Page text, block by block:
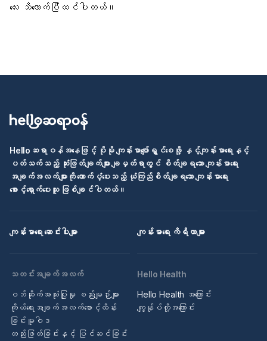
လေး သိလောက်ပြီထင်ပါတယ်။
Helloဆရာဝန်အနေဖြင့် ပိုမို ကျန်းမာပျော်ရွှင်စေဖို့ နှင့်ကျန်းမာရေးနှင့်
ပတ်သက်သည့် ဆုံးဖြတ်ချက်များ ချမှတ်ရာတွင် စိတ်ချရသော ကျန်းမာရေး
အချက်အလက်များကို ထောက်ပံ့ပေးသည့် ယုံကြည်စိတ်ချရသော ကျန်းမာရေး
စောင့်ရှောက်ပေးသူ ဖြစ်ချင်ပါတယ်။
ကျန်းမာရေး ဆောင်းပါးများ ကျန်းမာရေး ကိရိယာများ
သတင်းအချက်အလက်
ဝဘ်ဆိုက်အသုံးပြုမှု စည်းမျဉ်းများ
ကိုယ်ရေးအချက်အလက်စောင့်ထိန်း
ခြင်းမူဝါဒ
တည်းဖြတ်ခြင်းနှင့် ပြင်ဆင်ခြင်း
Hello Health
Hello Health အကြောင်း
ကျွန်ုပ်တို့အကြောင်း